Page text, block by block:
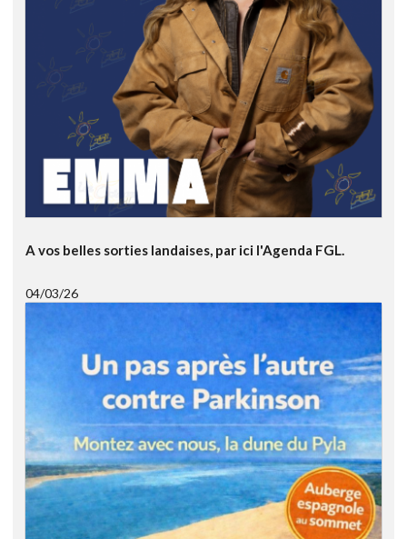
A vos belles sorties landaises, par ici l'Agenda FGL.
04/03/26